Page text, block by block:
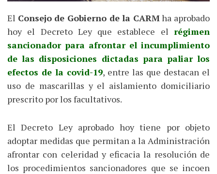
El Consejo de Gobierno de la CARMha aprobado
hoy el Decreto Ley que establece el régimen
sancionador para afrontar el incumplimiento
de las disposiciones dictadas para paliar los
efectos de la covid-19, entre las que destacan el
uso de mascarillas y el aislamiento domiciliario
prescrito por los facultativos.
El Decreto Ley aprobado hoy tiene por objeto
adoptar medidas que permitan a la Administración
afrontar con celeridad y eficacia la resolución de
los procedimientos sancionadores que se incoen